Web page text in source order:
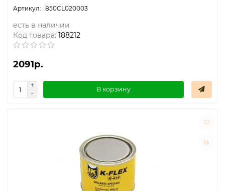
850CL020003
есть в наличии
Код товара: 188212
2091р.
В корзину